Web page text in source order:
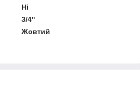
Ні
3/4"
Жовтий